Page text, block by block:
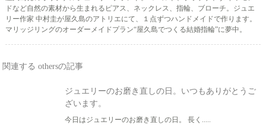
ドなど自然の素材から生まれるピアス、ネックレス、指輪、ブローチ。ジュエ
リー作家 中村圭が屋久島のアトリエにて、１点ずつハンドメイドで作ります。
マリッジリングのオーダーメイドプラン“屋久島でつくる結婚指輪”に夢中。
関連する othersの記事
ジュエリーのお磨き直しの日。いつもありがとうご
ざいます。
今日はジュエリーのお磨き直しの日。 長く.....